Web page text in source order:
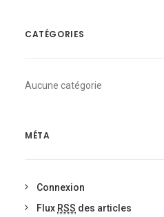
CATÉGORIES
Aucune catégorie
MÉTA
Connexion
Flux RSS des articles